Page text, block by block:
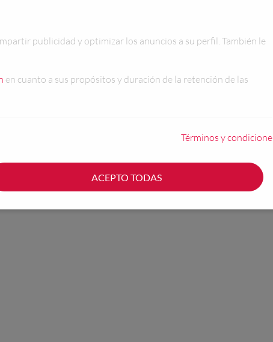
publicidad y optimizar los anuncios a su perfil. También le
en cuanto a sus propósitos y duración de la retención de las
Términos y condicione
ACEPTO TODAS